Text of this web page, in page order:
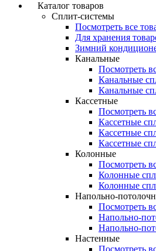
Каталог товаров
Сплит-системы
Посмотреть все
Для хранения
Зимний
Канальные
Посмотреть
Канальные
Канальные
Кассетные
Посмотреть
Кассетные
Кассетные
Кассетные
Колонные
Посмотреть
Колонные
Колонные
Напольно-
Посмотреть
Напольно-
Напольно-
Настенные
Посмотреть